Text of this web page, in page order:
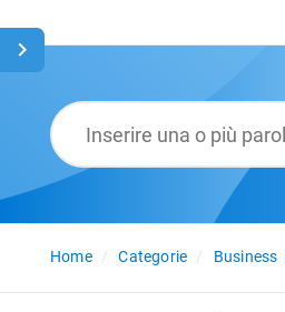
Glossario
Italiano
Home
Categorie Business